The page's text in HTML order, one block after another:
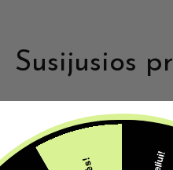
Susijusios